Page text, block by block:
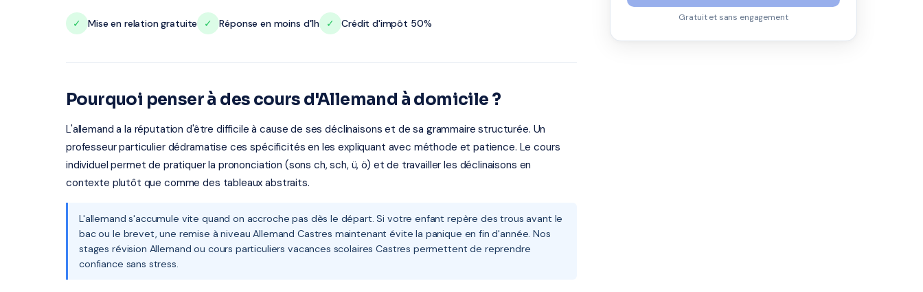
✓ Mise en relation gratuite ✓ Réponse en moins d'1h ✓ Crédit d'impôt 50%
Pourquoi penser à des cours d'Allemand à domicile ?
L'allemand a la réputation d'être difficile à cause de ses déclinaisons et de sa grammaire structurée. Un
professeur particulier dédramatise ces spécificités en les expliquant avec méthode et patience. Le cours
individuel permet de pratiquer la prononciation (sons ch, sch, ü, ö) et de travailler les déclinaisons en
contexte plutôt que comme des tableaux abstraits.
L'allemand s'accumule vite quand on accroche pas dès le départ. Si votre enfant repère des trous avant le
bac ou le brevet, une remise à niveau Allemand Castres maintenant évite la panique en fin d'année. Nos
stages révision Allemand ou cours particuliers vacances scolaires Castres permettent de reprendre
confiance sans stress.
Gratuit et sans engagement